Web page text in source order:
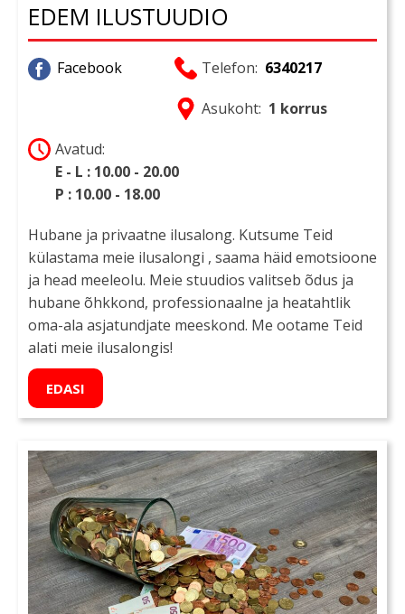
EDEM ILUSTUUDIO
Facebook Telefon: 6340217
Asukoht: 1 korrus
Avatud:
E - L : 10.00 - 20.00
P : 10.00 - 18.00
Hubane ja privaatne ilusalong. Kutsume Teid
külastama meie ilusalongi , saama häid emotsioone
ja head meeleolu. Meie stuudios valitseb õdus ja
hubane õhkkond, professionaalne ja heatahtlik
oma-ala asjatundjate meeskond. Me ootame Teid
alati meie ilusalongis!
EDASI